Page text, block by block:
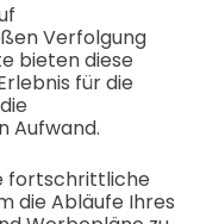
Verfolgung
bieten diese
für die
Aufwand.
fortschrittliche
die Abläufe Ihres